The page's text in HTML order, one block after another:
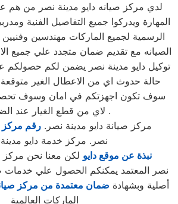
لدي مركز صيانه دايو مدينة نصر من هم
المهارة ويدركوا جميع التفاصيل الفنية
الرسمية لجميع الماركات مهندسين وفنيين
الصيانه مع تقديم ضمان متجدد علي جميع
توكيل دايو مدينة نصر يضمن لكم حصولكم
حالة حدوث اي من الاعطال الغير متوقعة
سوف تكون اجهزتكم في امان وسوف
لاي من قطع الغيار عند الضرورة .
مركز صيانة دايو مدينة نصر. رقم مركز
نصر. مركز خدمة دايو
نبذة عن موقع دايو لكن معنا نحن مركز
نصر المعتمد يمكنكم الحصول علي خدمات
أصلية وبشهادة ضمان معتمدة من مركز
الماركات العالمية